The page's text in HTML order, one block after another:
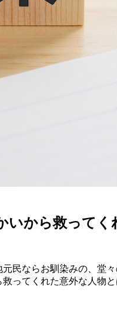
から救って
民ならお馴染みの、堂
ってくれた意外な人物